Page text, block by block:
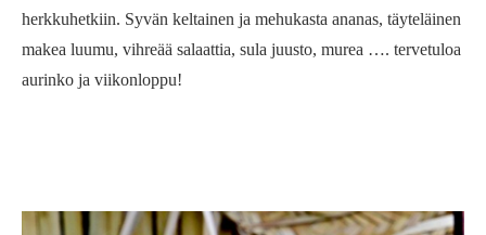
herkkuhetkiin. Syvän keltainen ja mehukasta ananas, täyteläinen
makea luumu, vihreää salaattia, sula juusto, murea …. tervetuloa
aurinko ja viikonloppu!